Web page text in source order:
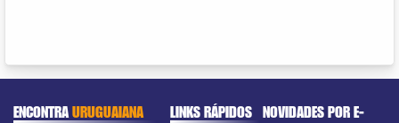
ENCONTRAURUGUAIANA LINKS RÁPIDOS NOVIDADES POR E-